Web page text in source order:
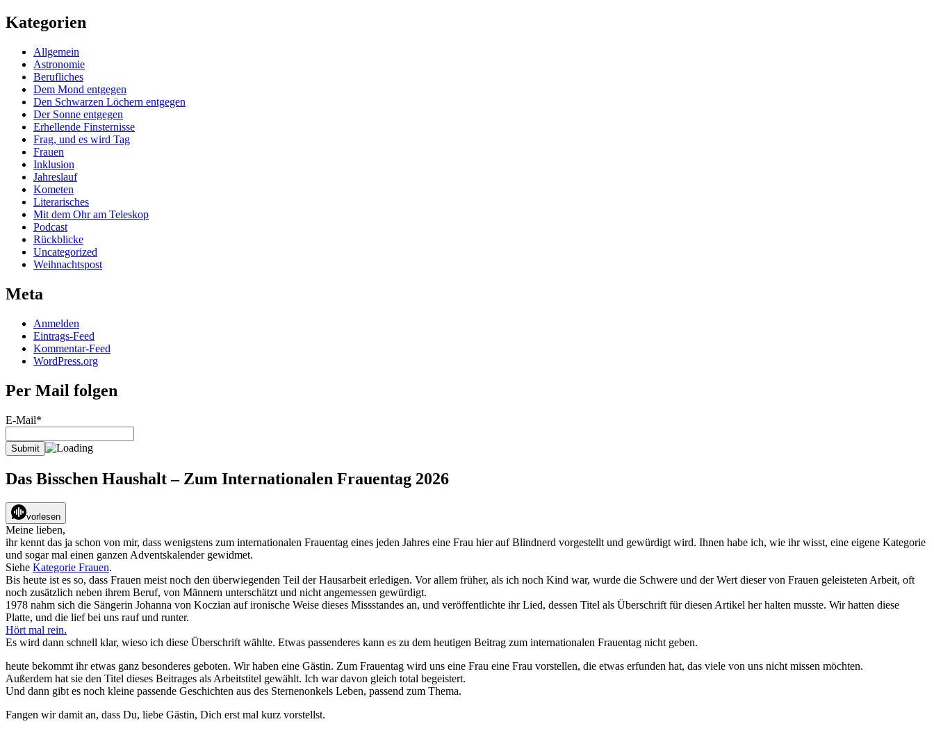
Kategorien
Allgemein
Astronomie
Berufliches
Dem Mond entgegen
Den Schwarzen Löchern entgegen
Der Sonne entgegen
Erhellende Finsternisse
Frag, und es wird Tag
Frauen
Inklusion
Jahreslauf
Kometen
Literarisches
Mit dem Ohr am Teleskop
Podcast
Rückblicke
Uncategorized
Weihnachtspost
Meta
Anmelden
Eintrags-Feed
Kommentar-Feed
WordPress.org
Per Mail folgen
E-Mail*
Das Bisschen Haushalt – Zum Internationalen Frauentag 2026
vorlesen
Meine lieben,
ihr kennt das ja schon von mir, dass wenigstens zum internationalen Frauentag eines jeden Jahres eine Frau hier auf Blindnerd vorgestellt und gewürdigt wird. Ihnen habe ich, wie ihr wisst, eine eigene Kategorie
und sogar mal einen ganzen Adventskalender gewidmet.
Siehe Kategorie Frauen.
Bis heute ist es so, dass Frauen meist noch den überwiegenden Teil der Hausarbeit erledigen. Vor allem früher, als ich noch Kind war, wurde die Schwere und der Wert dieser von Frauen geleisteten Arbeit, oft
noch zusätzlich neben ihrem Beruf, von Männern unterschätzt und nicht angemessen gewürdigt.
1978 nahm sich die Sängerin Johanna von Koczian auf ironische Weise dieses Missstandes an, und veröffentlichte ihr Lied, dessen Titel als Überschrift für diesen Artikel her halten musste. Wir hatten diese
Platte, und die lief bei uns rauf und runter.
Hört mal rein.
Es wird dann schnell klar, wieso ich diese Überschrift wählte. Etwas passenderes kann es zu dem heutigen Beitrag zum internationalen Frauentag nicht geben.
heute bekommt ihr etwas ganz besonderes geboten. Wir haben eine Gästin. Zum Frauentag wird uns eine Frau eine Frau vorstellen, die etwas erfunden hat, das viele von uns nicht missen möchten.
Außerdem hat sie den Titel dieses Beitrages als Arbeitstitel gewählt. Ich war davon gleich total begeistert.
Und dann gibt es noch kleine passende Geschichten aus des Sternenonkels Leben, passend zum Thema.
Fangen wir damit an, dass Du, liebe Gästin, Dich erst mal kurz vorstellst.